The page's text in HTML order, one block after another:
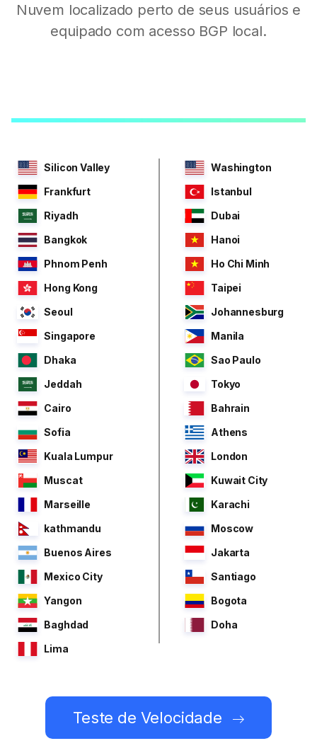
Nuvem localizado perto de seus usuários e
equipado com acesso BGP local.
Silicon Valley
Washington
Frankfurt
Istanbul
Riyadh
Dubai
Bangkok
Hanoi
Phnom Penh
Ho Chi Minh
Hong Kong
Taipei
Seoul
Johannesburg
Singapore
Manila
Dhaka
Sao Paulo
Jeddah
Tokyo
Cairo
Bahrain
Sofia
Athens
Kuala Lumpur
London
Muscat
Kuwait City
Marseille
Karachi
kathmandu
Moscow
Buenos Aires
Jakarta
Mexico City
Santiago
Yangon
Bogota
Baghdad
Doha
Lima
Teste de Velocidade